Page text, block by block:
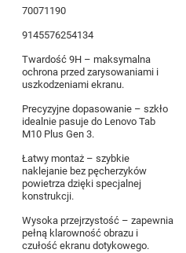
70071190
9145576254134
Twardość 9H – maksymalna
ochrona przed zarysowaniami i
uszkodzeniami ekranu.
Precyzyjne dopasowanie – szkło
idealnie pasuje do Lenovo Tab
M10 Plus Gen 3.
Łatwy montaż – szybkie
naklejanie bez pęcherzyków
powietrza dzięki specjalnej
konstrukcji.
Wysoka przejrzystość – zapewnia
pełną klarowność obrazu i
czułość ekranu dotykowego.